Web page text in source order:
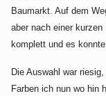
Baumarkt. Auf dem
aber nach einer
komplett und es konnte
Die Auswahl war
Farben ich nun wo hin